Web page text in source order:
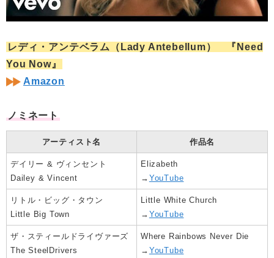
レディ・アンテベラム（Lady Antebellum） 『Need
You Now』
Amazon
ノミネート
アーティスト名 作品名
デイリー & ヴィンセント
Dailey & Vincent
Elizabeth
→ YouTube
リトル・ビッグ・タウン
Little Big Town
Little White Church
→ YouTube
ザ・スティールドライヴァーズ
The SteelDrivers
Where Rainbows Never Die
→ YouTube